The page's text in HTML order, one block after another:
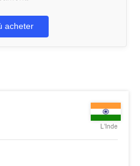
acheter
L'Inde